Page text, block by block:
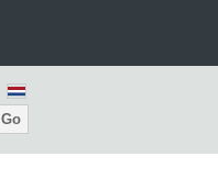
Go